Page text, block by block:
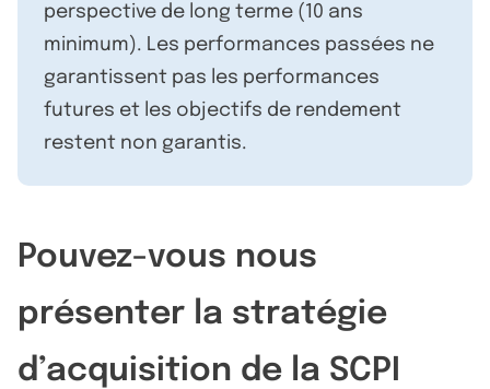
perspective de long terme (10 ans
minimum). Les performances passées ne
garantissent pas les performances
futures et les objectifs de rendement
restent non garantis.
Pouvez-vous nous
présenter la stratégie
d’acquisition de la SCPI